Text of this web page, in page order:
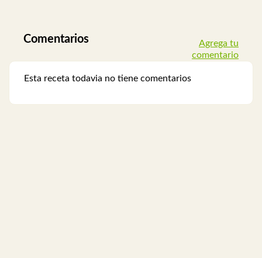
Comentarios
Agrega tu
comentario
Esta receta todavia no tiene comentarios